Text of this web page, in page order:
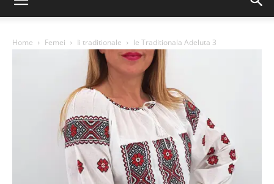
Home Femei Ii traditionale Ie Traditionala Adeluta 3